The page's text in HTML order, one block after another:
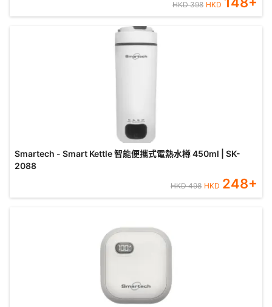
HKD398 HKD
Smartech - Smart Kettle 智能便攜式電熱水樽 450ml | SK-
2088
HKD498 HKD 248+